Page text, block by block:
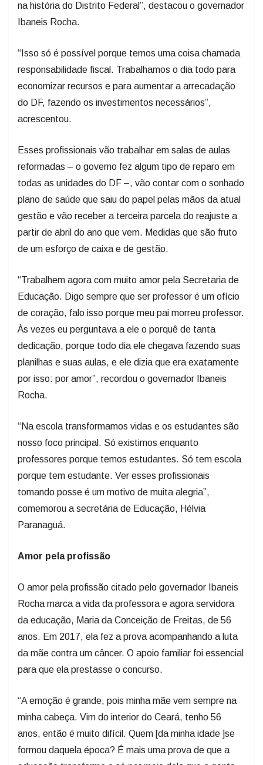
na história do Distrito Federal”, destacou o governador
Ibaneis Rocha.
“Isso só é possível porque temos uma coisa chamada
responsabilidade fiscal. Trabalhamos o dia todo para
economizar recursos e para aumentar a arrecadação
do DF, fazendo os investimentos necessários”,
acrescentou.
Esses profissionais vão trabalhar em salas de aulas
reformadas – o governo fez algum tipo de reparo em
todas as unidades do DF –, vão contar com o sonhado
plano de saúde que saiu do papel pelas mãos da atual
gestão e vão receber a terceira parcela do reajuste a
partir de abril do ano que vem. Medidas que são fruto
de um esforço de caixa e de gestão.
“Trabalhem agora com muito amor pela Secretaria de
Educação. Digo sempre que ser professor é um ofício
de coração, falo isso porque meu pai morreu professor.
Às vezes eu perguntava a ele o porquê de tanta
dedicação, porque todo dia ele chegava fazendo suas
planilhas e suas aulas, e ele dizia que era exatamente
por isso: por amor”, recordou o governador Ibaneis
Rocha.
“Na escola transformamos vidas e os estudantes são
nosso foco principal. Só existimos enquanto
professores porque temos estudantes. Só tem escola
porque tem estudante. Ver esses profissionais
tomando posse é um motivo de muita alegria”,
comemorou a secretária de Educação, Hélvia
Paranaguá.
Amor pela profissão
O amor pela profissão citado pelo governador Ibaneis
Rocha marca a vida da professora e agora servidora
da educação, Maria da Conceição de Freitas, de 56
anos. Em 2017, ela fez a prova acompanhando a luta
da mãe contra um câncer. O apoio familiar foi essencial
para que ela prestasse o concurso.
“A emoção é grande, pois minha mãe vem sempre na
minha cabeça. Vim do interior do Ceará, tenho 56
anos, então é muito difícil. Quem [da minha idade ]se
formou daquela época? É mais uma prova de que a